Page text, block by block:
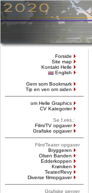
Forside
Site map
Kontakt Helle
English
Gem som Bookmark
Tip en ven om siden
om Helle Graphics
CV Kategorier
Se f.eks.:
Film/TV opgaver
Grafiske opgaver
Film/Teater opgaver
Bryggeren
Olsen Banden
Edderkoppen
Krøniken
Teater/Revy
Diverse filmopgaver
Grafiske genrer